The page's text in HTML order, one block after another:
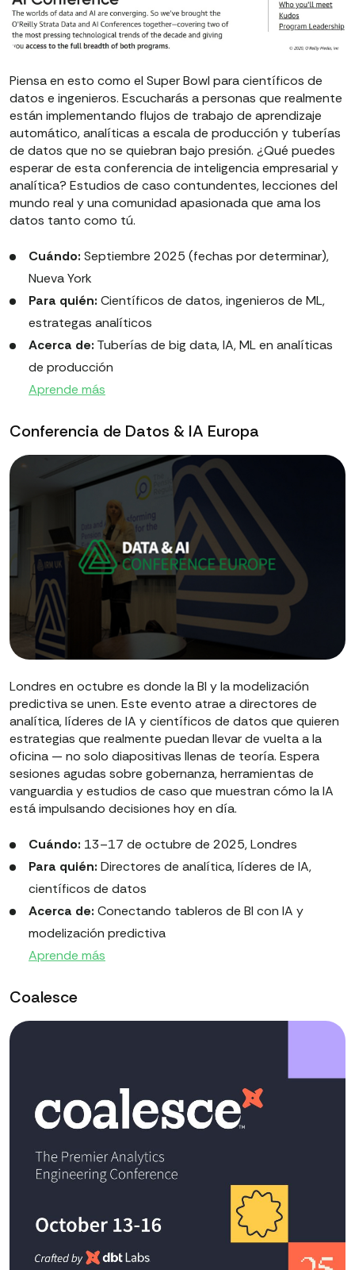
Piensa en esto como el Super Bowl para científicos de
datos e ingenieros. Escucharás a personas que realmente
están implementando flujos de trabajo de aprendizaje
automático, analíticas a escala de producción y tuberías
de datos que no se quiebran bajo presión. ¿Qué puedes
esperar de esta conferencia de inteligencia empresarial y
analítica? Estudios de caso contundentes, lecciones del
mundo real y una comunidad apasionada que ama los
datos tanto como tú.
Cuándo: Septiembre 2025 (fechas por determinar),
Nueva York
Para quién: Científicos de datos, ingenieros de ML,
estrategas analíticos
Acerca de: Tuberías de big data, IA, ML en analíticas
de producción
Aprende más
Conferencia de Datos & IA Europa
Londres en octubre es donde la BI y la modelización
predictiva se unen. Este evento atrae a directores de
analítica, líderes de IA y científicos de datos que quieren
estrategias que realmente puedan llevar de vuelta a la
oficina — no solo diapositivas llenas de teoría. Espera
sesiones agudas sobre gobernanza, herramientas de
vanguardia y estudios de caso que muestran cómo la IA
está impulsando decisiones hoy en día.
Cuándo: 13–17 de octubre de 2025, Londres
Para quién: Directores de analítica, líderes de IA,
científicos de datos
Acerca de: Conectando tableros de BI con IA y
modelización predictiva
Aprende más
Coalesce